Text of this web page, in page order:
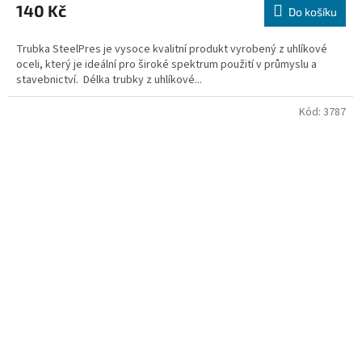
140 Kč Do košíku
Trubka SteelPres je vysoce kvalitní produkt vyrobený z uhlíkové
oceli, který je ideální pro široké spektrum použití v průmyslu a
stavebnictví. Délka trubky z uhlíkové...
Kód: 3787